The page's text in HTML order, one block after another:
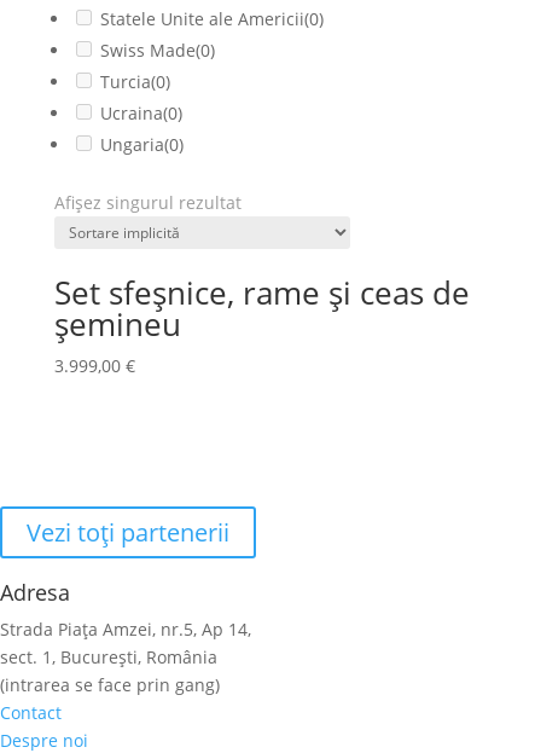
Statele Unite ale Americii(0)
Swiss Made(0)
Turcia(0)
Ucraina(0)
Ungaria(0)
Afișez singurul rezultat
Set sfeșnice, rame și ceas de
șemineu
3.999,00 €
Vezi toţi partenerii
Adresa
Strada Piaţa Amzei, nr.5, Ap 14,
sect. 1, Bucureşti, România
(intrarea se face prin gang)
Contact
Despre noi